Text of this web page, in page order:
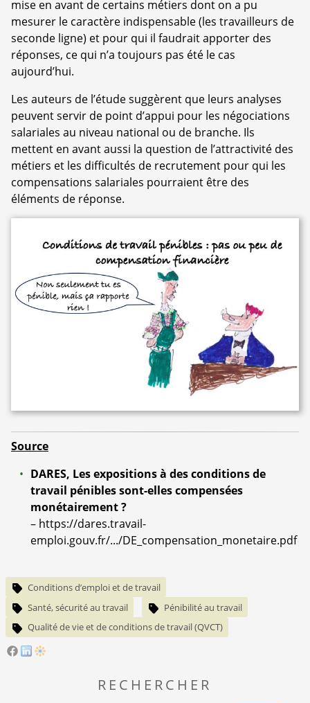
mise en avant de certains métiers dont on a pu
mesurer le caractère indispensable (les travailleurs de
seconde ligne) et pour qui il faudrait apporter des
réponses, ce qui n’a toujours pas été le cas
aujourd’hui.
Les auteurs de l’étude suggèrent que leurs analyses
peuvent servir de point d’appui pour les négociations
salariales au niveau national ou de branche. Ils
mettent en avant aussi la question de l’attractivité des
métiers et les difficultés de recrutement pour qui les
compensations salariales pourraient être des
éléments de réponse.
Source
DARES, Les expositions à des conditions de
travail pénibles sont-elles compensées
monétairement ?
– https://dares.travail-
emploi.gouv.fr/.../DE_compensation_monetaire.pdf
Conditions d’emploi et de travail
Santé, sécurité au travail
Pénibilité au travail
Qualité de vie et de conditions de travail (QVCT)
RECHERCHER